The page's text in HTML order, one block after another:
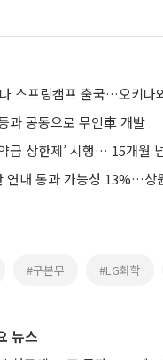
스프링캠프 출국…오키나
과 공동으로 무인車 개발
금 상한제’ 시행… 15개월
연내 통과 가능성 13%…상
#구본무 #LG화학
뉴스